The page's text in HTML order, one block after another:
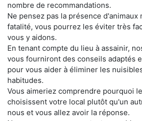
nombre de recommandations.
Ne pensez pas la présence d'animaux
fatalité, vous pourrez les éviter très
vous y aidons.
En tenant compte du lieu à assainir,
vous fourniront des conseils adaptés
pour vous aider à éliminer les
habitudes.
Vous aimeriez comprendre pourquoi
choisissent votre local plutôt qu'un
nous et vous allez avoir la réponse.